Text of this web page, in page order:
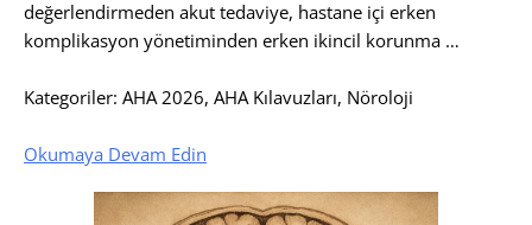
değerlendirmeden akut tedaviye, hastane içi erken
komplikasyon yönetiminden erken ikincil korunma …
Kategoriler: AHA 2026, AHA Kılavuzları, Nöroloji
Okumaya Devam Edin